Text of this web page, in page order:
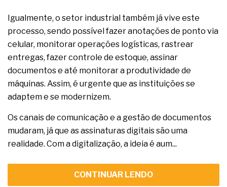
Igualmente, o setor industrial também já vive este
processo, sendo possível fazer anotações de ponto via
celular, monitorar operações logísticas, rastrear
entregas, fazer controle de estoque, assinar
documentos e até monitorar a produtividade de
máquinas. Assim, é urgente que as instituições se
adaptem e se modernizem.
Os canais de comunicação e a gestão de documentos
mudaram, já que as assinaturas digitais são uma
realidade. Com a digitalização, a ideia é aum...
CONTINUAR LENDO